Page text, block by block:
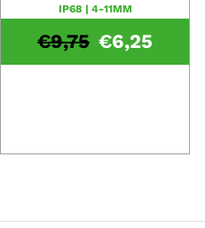
IP68 | 4-11MM
€6,25
€9,75